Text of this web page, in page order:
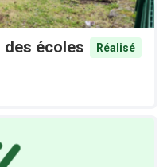
écoles
Réalisé